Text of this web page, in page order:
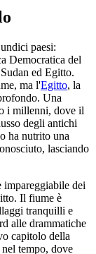
paesi:
Democratica del
ed Egitto.
ma l'Egitto, la
Una
i millenni, dove il
degli antichi
ha nutrito una
lasciando
dei
Il fiume è
tranquilli e
alle drammatiche
capitolo della
tempo, dove